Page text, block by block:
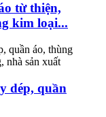
từ thiện,
kim loại...
dép, quần